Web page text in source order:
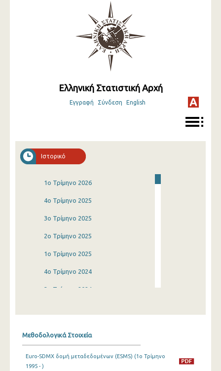
Ελληνική Στατιστική Αρχή
Εγγραφή Σύνδεση English
Ιστορικό
1o Τρίμηνο 2026
4o Τρίμηνο 2025
3o Τρίμηνο 2025
2o Τρίμηνο 2025
1o Τρίμηνο 2025
4o Τρίμηνο 2024
3o Τρίμηνο 2024
3o Τρίμηνο 2023
Μεθοδολογικά Στοιχεία
Euro-SDMX δομή μεταδεδομένων (ESMS) (1o Τρίμηνο
1995 - )